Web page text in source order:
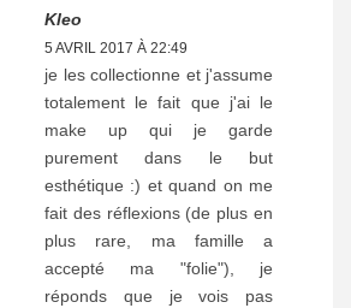
Kleo
5 AVRIL 2017 À 22:49
je les collectionne et j'assume
totalement le fait que j'ai le
make up qui je garde
purement dans le but
esthétique :) et quand on me
fait des réflexions (de plus en
plus rare, ma famille a
accepté ma "folie"), je
réponds que je vois pas